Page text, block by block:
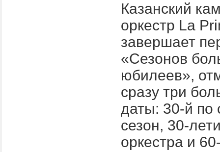
Казанский
оркестр La
завершает
«Сезонов
юбилеев»,
сразу три
даты: 30-й по
сезон, 30-
оркестра и